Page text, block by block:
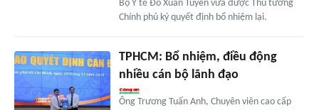
Bộ Y tế Đỗ Xuân Tuyên vừa được Thủ tướng
Chính phủ ký quyết định bổ nhiệm lại.
TPHCM: Bổ nhiệm, điều động
nhiều cán bộ lãnh đạo
Ông Trương Tuấn Anh, Chuyên viên cao cấp